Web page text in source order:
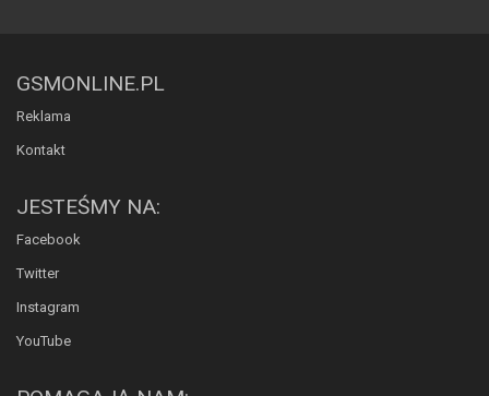
GSMONLINE.PL
Reklama
Kontakt
JESTEŚMY NA:
Facebook
Twitter
Instagram
YouTube